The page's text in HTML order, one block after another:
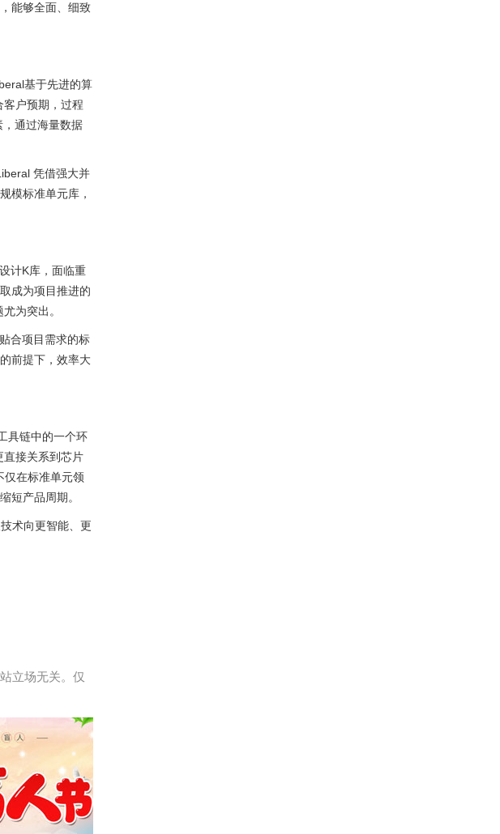
能够全面、细致
基于先进的算
户预期，过程
通过海量数据
凭借强大并
模标准单元库，
计K库，面临重
成为项目推进的
为突出。
合项目需求的标
前提下，效率大
具链中的一个环
直接关系到芯片
仅在标准单元领
短产品周期。
术向更智能、更
立场无关。仅